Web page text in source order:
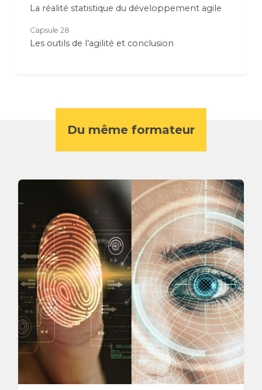
La réalité statistique du développement agile
Capsule 28
Les outils de l’agilité et conclusion
Du même formateur